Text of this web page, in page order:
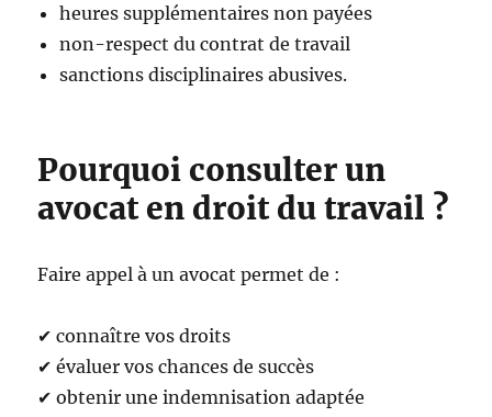
heures supplémentaires non payées
non-respect du contrat de travail
sanctions disciplinaires abusives.
Pourquoi consulter un
avocat en droit du travail ?
Faire appel à un avocat permet de :
✔ connaître vos droits
✔ évaluer vos chances de succès
✔ obtenir une indemnisation adaptée